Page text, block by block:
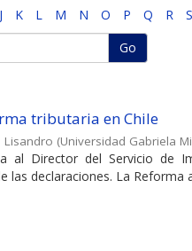
J K L M N O P Q R S
Go
tributaria en Chile
Lisandro (Universidad Gabriela
al Director del Servicio de
las declaraciones. La Reforma